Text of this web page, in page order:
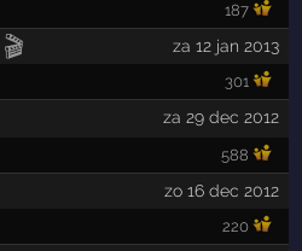
187
🎬 za 12 jan 2013
301
za 29 dec 2012
588
zo 16 dec 2012
220